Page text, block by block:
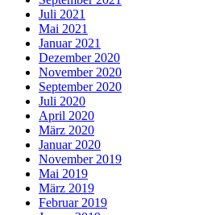
Juli 2021
Mai 2021
Januar 2021
Dezember 2020
November 2020
September 2020
Juli 2020
April 2020
März 2020
Januar 2020
November 2019
Mai 2019
März 2019
Februar 2019